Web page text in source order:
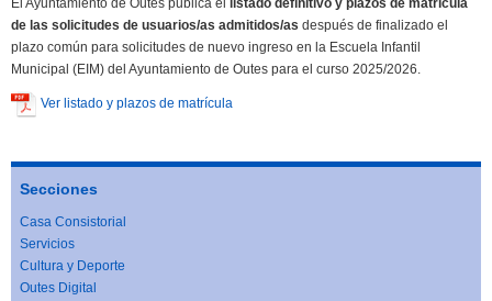
El Ayuntamiento de Outes publica el
listado definitivo y plazos de matrícula
de las solicitudes de usuarios/as admitidos/as después de finalizado el
plazo común para solicitudes de nuevo ingreso en la Escuela Infantil
Municipal (EIM) del Ayuntamiento de Outes para el curso 2025/2026.
Ver listado y plazos de matrícula
Secciones
Casa Consistorial
Servicios
Cultura y Deporte
Outes Digital